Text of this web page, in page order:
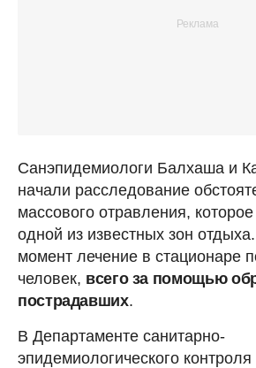
Санэпидемиологи Балхаша и
начали расследование
массового отравления,
одной из известных зон
момент лечение в стационаре
человек, всего за помощью
пострадавших.
В Департаменте санитарно-
эпидемиологического